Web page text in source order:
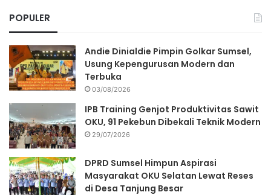
POPULER
Andie Dinialdie Pimpin Golkar Sumsel,
Usung Kepengurusan Modern dan
Terbuka
03/08/2026
IPB Training Genjot Produktivitas Sawit
OKU, 91 Pekebun Dibekali Teknik Modern
29/07/2026
DPRD Sumsel Himpun Aspirasi
Masyarakat OKU Selatan Lewat Reses
di Desa Tanjung Besar